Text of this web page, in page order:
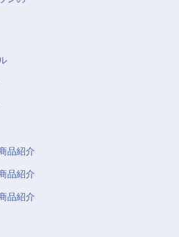
品紹介
品紹介
品紹介